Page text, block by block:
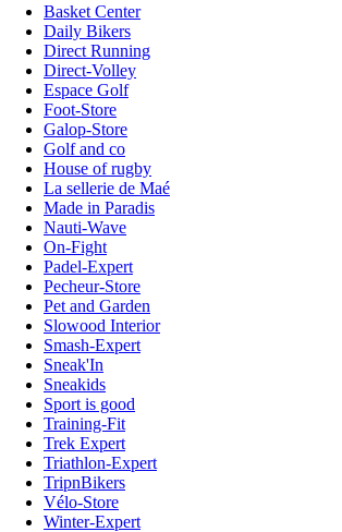
Basket Center
Daily Bikers
Direct Running
Direct-Volley
Espace Golf
Foot-Store
Galop-Store
Golf and co
House of rugby
La sellerie de Maé
Made in Paradis
Nauti-Wave
On-Fight
Padel-Expert
Pecheur-Store
Pet and Garden
Slowood Interior
Smash-Expert
Sneak'In
Sneakids
Sport is good
Training-Fit
Trek Expert
Triathlon-Expert
TripnBikers
Vélo-Store
Winter-Expert